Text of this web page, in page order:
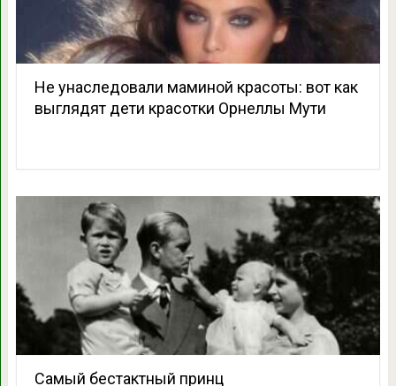
Не унаследовали маминой красоты: вот как
выглядят дети красотки Орнеллы Мути
Самый бестактный принц